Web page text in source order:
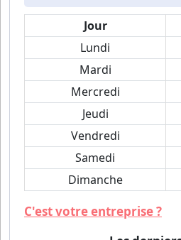
Jour
Lundi
Mardi
Mercredi
Jeudi
Vendredi
Samedi
Dimanche
C'est votre entreprise ?